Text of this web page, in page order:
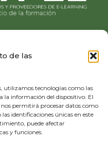
de las
utilizamos tecnologías como las
la información del dispositivo. El
permitirá procesar datos como
identificaciones únicas en este
puede afectar
y funciones.